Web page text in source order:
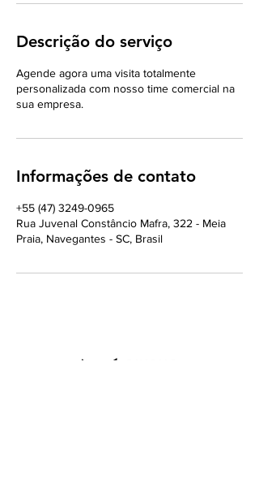
Descrição do serviço
Agende agora uma visita totalmente
personalizada com nosso time comercial na
sua empresa.
Informações de contato
+55 (47) 3249-0965
Rua Juvenal Constâncio Mafra, 322 - Meia
Praia, Navegantes - SC, Brasil